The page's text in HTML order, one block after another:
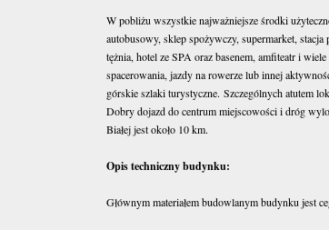
W pobliżu wszystkie najważniejsze środki
autobusowy, sklep spożywczy, supermarket,
tężnia, hotel ze SPA oraz basenem, amfiteatr i
spacerowania, jazdy na rowerze lub innej
górskie szlaki turystyczne. Szczególnych atutem
Dobry dojazd do centrum miejscowości i dróg
Białej jest około 10 km.
Opis techniczny budynku:
Głównym materiałem budowlanym budynku jest